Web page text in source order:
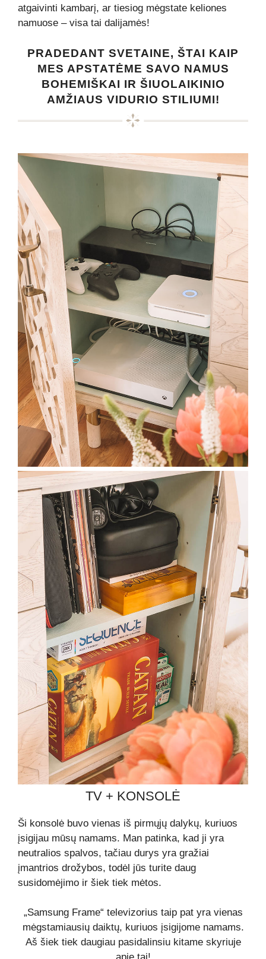
atgaivinti kambarį, ar tiesiog mėgstate keliones
namuose – visa tai dalijamės!
PRADEDANT SVETAINE, ŠTAI KAIP
MES APSTATĖME SAVO NAMUS
BOHEMIŠKAI IR ŠIUOLAIKINIO
AMŽIAUS VIDURIO STILIUMI!
TV + KONSOLĖ
Ši konsolė buvo vienas iš pirmųjų dalykų, kuriuos
įsigijau mūsų namams. Man patinka, kad ji yra
neutralios spalvos, tačiau durys yra gražiai
įmantrios drožybos, todėl jūs turite daug
susidomėjimo ir šiek tiek mėtos.
„Samsung Frame“ televizorius taip pat yra vienas
mėgstamiausių daiktų, kuriuos įsigijome namams.
Aš šiek tiek daugiau pasidalinsiu kitame skyriuje